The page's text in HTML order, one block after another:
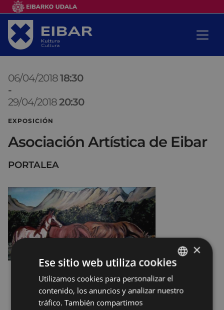
06/04/201818:30
-
29/04/201820:30
EXPOSICIÓN
Asociación Artística de Eibar
PORTALEA
BASQUE
SPANISH
×
Ese sitio web utiliza cookies
Utilizamos cookies para personalizar el
contenido, los anuncios y analizar nuestro
tráfico. También compartimos